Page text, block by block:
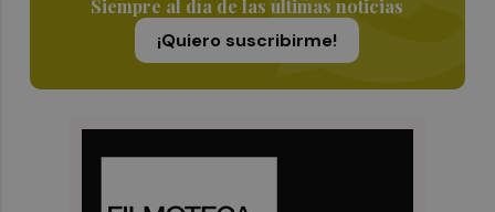
Siempre al día de las últimas noticias
¡Quiero suscribirme!